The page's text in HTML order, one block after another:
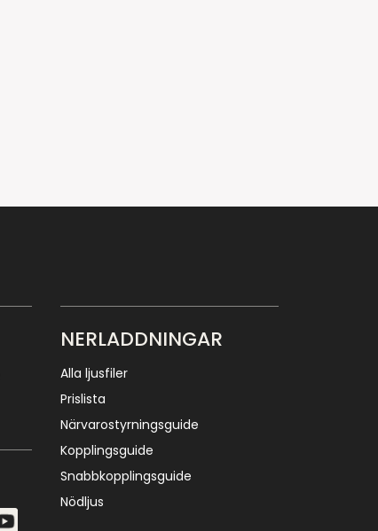
NERLADDNINGAR
Alla ljusfiler
Prislista
Närvarostyrningsguide
Kopplingsguide
Snabbkopplingsguide
Nödljus